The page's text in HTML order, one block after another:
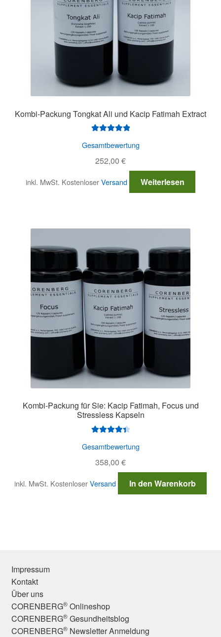
Kombi-Packung Tongkat Ali und Kacip Fatimah Extract
5.00von 5
Gesamtbewertung
252,00 €
inkl. MwSt. KostenloserVersand Weiterlesen
Kombi-Packung für Sie: Kacip Fatimah, Focus und
Stressless Kapseln
mit4.50
von 5
Gesamtbewertung
358,00 €
inkl. MwSt. KostenloserVersand In den Warenkorb
Impressum
Kontakt
Über uns
CORENBERG®Onlineshop
CORENBERG®Gesundheitsblog
CORENBERG®Newsletter Anmeldung